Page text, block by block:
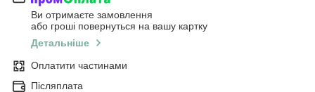
Ви отримаєте замовлення
або гроші повернуться на вашу картку
Детальніше
Оплатити частинами
Післяплата